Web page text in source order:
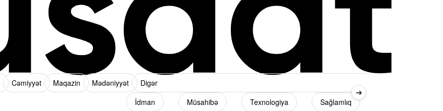
Cəmiyyət Maqazin Mədəniyyət
Digər
İdman
Müsahibə Texnologiya Sağlamlıq
➜